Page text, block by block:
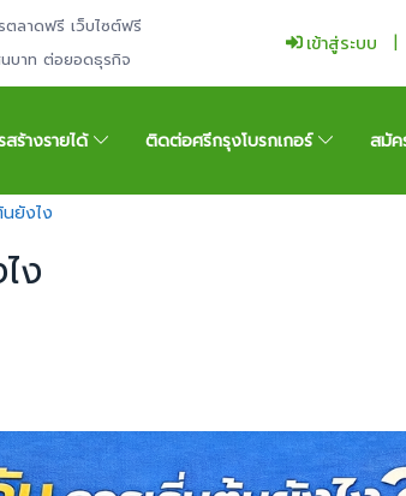
ลาดฟรี เว็บไซต์ฟรี
บาท ต่อยอดธุรกิจ
เข้าสู่ระบบ
สร้างรายได้ ติดต่อศรีกรุงโบรกเกอร์ สมัค
ยังไง
ง